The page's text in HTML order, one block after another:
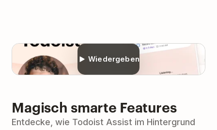
Wiedergeben
Magisch smarte Features
Entdecke, wie Todoist Assist im Hintergrund